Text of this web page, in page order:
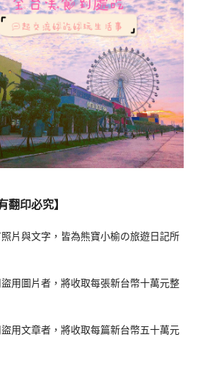
翻印必究】
片與文字，皆為熊寶小榆の旅遊日記所
用圖片者，將收取每張新台幣十萬元整
用文章者，將收取每篇新台幣五十萬元